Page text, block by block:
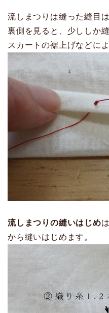
流しまつりは縫った縫目
裏側を見ると、少ししか
スカートの裾上げなどに
流しまつりの縫いはじめ
から縫いはじめます。